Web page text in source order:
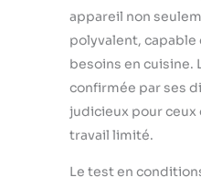
appareil non
polyvalent,
besoins en cuisine.
confirmée par ses
judicieux pour ceux
travail limité.
Le test en